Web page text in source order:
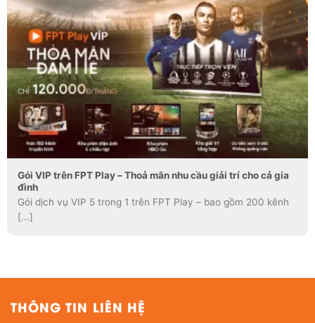
Gói VIP trên FPT Play – Thoả mãn nhu cầu giải trí cho cả gia
đình
Gói dịch vụ VIP 5 trong 1 trên FPT Play – bao gồm 200 kênh
[...]
THÔNG TIN LIÊN HỆ